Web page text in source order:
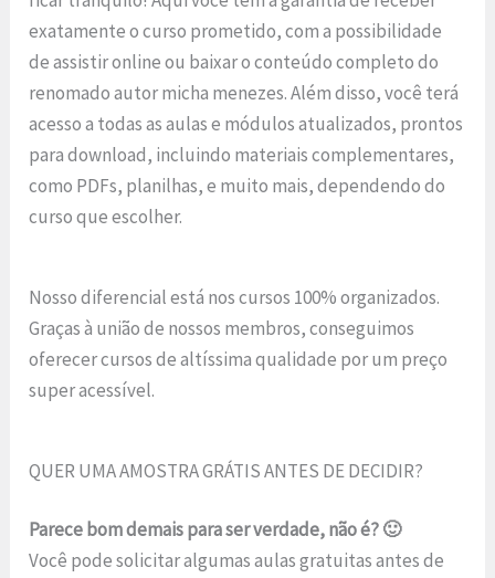
exatamente o curso prometido, com a possibilidade
de assistir online ou baixar o conteúdo completo do
renomado autor micha menezes. Além disso, você terá
acesso a todas as aulas e módulos atualizados, prontos
para download, incluindo materiais complementares,
como PDFs, planilhas, e muito mais, dependendo do
curso que escolher.
Nosso diferencial está nos cursos 100% organizados.
Graças à união de nossos membros, conseguimos
oferecer cursos de altíssima qualidade por um preço
super acessível.
QUER UMA AMOSTRA GRÁTIS ANTES DE DECIDIR?
Parece bom demais para ser verdade, não é? 🙂
Você pode solicitar algumas aulas gratuitas antes de